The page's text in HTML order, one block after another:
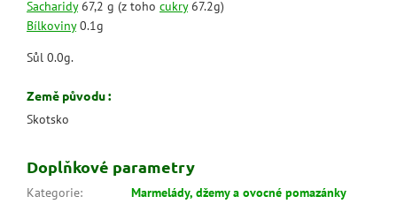
Sacharidy67,2 g (z toho cukry67.2g)
Bílkoviny0.1g
Sůl 0.0g.
Země původu :
Skotsko
Doplňkové parametry
Kategorie:
Marmelády, džemy a ovocné pomazánky